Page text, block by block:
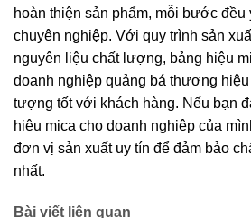
hoàn thiện sản phẩm, mỗi bước đều
chuyên nghiệp. Với quy trình sản
nguyên liệu chất lượng, bảng hiệu
doanh nghiệp quảng bá thương
tượng tốt với khách hàng. Nếu bạn
hiệu mica cho doanh nghiệp của
đơn vị sản xuất uy tín để đảm bảo
nhất.
Bài viết liên quan